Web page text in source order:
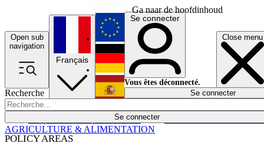
Ga naar de hoofdinhoud
Open sub
navigation
Close menu
Recherche
Se connecter
POLICY AREAS
Économie
Français
English
Deutsch
Español
Se connecter
Vous êtes déconnecté.
Se connecter
AGRICULTURE & ALIMENTATION